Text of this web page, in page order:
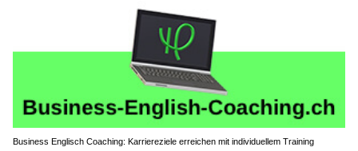
Business Englisch Coaching: Karriereziele erreichen mit individuellem Training